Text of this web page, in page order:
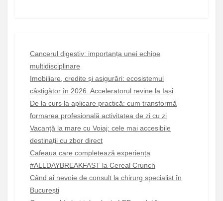
Cancerul digestiv: importanța unei echipe
multidisciplinare
Imobiliare, credite și asigurări: ecosistemul
câștigător în 2026. Acceleratorul revine la Iași
De la curs la aplicare practică: cum transformă
formarea profesională activitatea de zi cu zi
Vacanță la mare cu Voiaj: cele mai accesibile
destinații cu zbor direct
Cafeaua care completează experiența
#ALLDAYBREAKFAST la Cereal Crunch
Când ai nevoie de consult la chirurg specialist în
București